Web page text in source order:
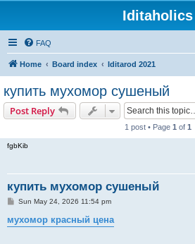
Iditaholics
FAQ
Home Board index Iditarod 2021
купить мухомор сушеный
Post Reply
1 post • Page 1 of 1
fgbKib
купить мухомор сушеный
P
s
t
Sun May 24, 2026 11:54 pm
мухомор красный цена